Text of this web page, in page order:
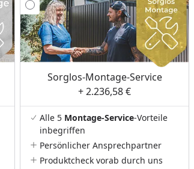
Sorglos-Montage-Service
+ 2.236,58 €
Alle 5 Montage-Service-Vorteile
inbegriffen
Persönlicher Ansprechpartner
Produktcheck vorab durch uns